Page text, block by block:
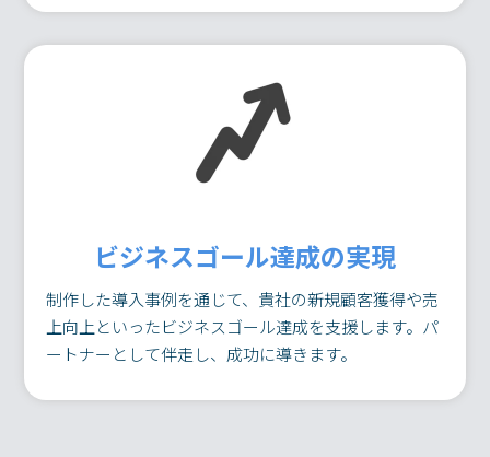
ビジネスゴール達成の実現
制作した導入事例を通じて、貴社の新規顧客獲得や売
上向上といったビジネスゴール達成を支援します。パ
ートナーとして伴走し、成功に導きます。